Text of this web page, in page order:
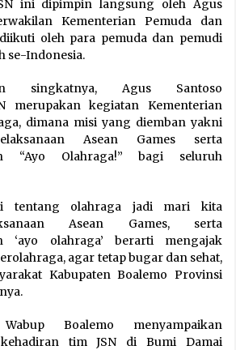
ini dipimpin langsung oleh Agus
Kementerian Pemuda dan
oleh para pemuda dan pemudi
se-Indonesia.
singkatnya, Agus Santoso
merupakan kegiatan Kementerian
dimana misi yang diemban yakni
Asean Games serta
“Ayo Olahraga!” bagi seluruh
tentang olahraga jadi mari kita
Asean Games, serta
‘ayo olahraga’ berarti mengajak
agar tetap bugar dan sehat,
Kabupaten Boalemo Provinsi
Boalemo menyampaikan
kehadiran tim JSN di Bumi Damai